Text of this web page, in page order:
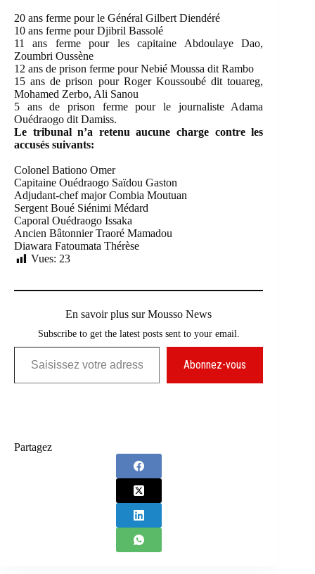
20 ans ferme pour le Général Gilbert Diendéré
10 ans ferme pour Djibril Bassolé
11 ans ferme pour les capitaine Abdoulaye Dao,
Zoumbri Oussène
12 ans de prison ferme pour Nebié Moussa dit Rambo
15 ans de prison pour Roger Koussoubé dit touareg,
Mohamed Zerbo, Ali Sanou
5 ans de prison ferme pour le journaliste Adama
Ouédraogo dit Damiss.
Le tribunal n’a retenu aucune charge contre les
accusés suivants:
Colonel Bationo Omer
Capitaine Ouédraogo Saïdou Gaston
Adjudant-chef major Combia Moutuan
Sergent Boué Siénimi Médard
Caporal Ouédraogo Issaka
Ancien Bâtonnier Traoré Mamadou
Diawara Fatoumata Thérèse
Vues: 23
En savoir plus sur Mousso News
Subscribe to get the latest posts sent to your email.
Saisissez votre adresse e-mail…
Abonnez-vous
Partagez